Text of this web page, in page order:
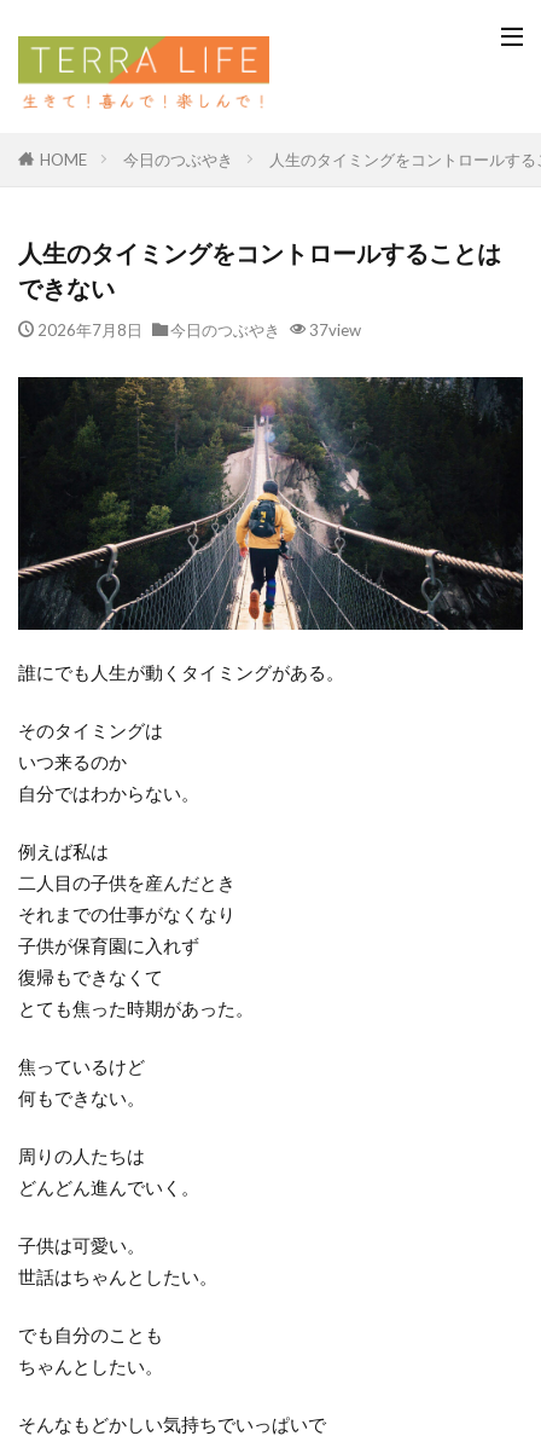
HOME 今日のつぶやき 人生のタイミングをコントロールす
人生のタイミングをコントロールすることは
できない
2026年7月8日 今日のつぶやき 37view
誰にでも人生が動くタイミングがある。
そのタイミングは
いつ来るのか
自分ではわからない。
例えば私は
二人目の子供を産んだとき
それまでの仕事がなくなり
子供が保育園に入れず
復帰もできなくて
とても焦った時期があった。
焦っているけど
何もできない。
周りの人たちは
どんどん進んでいく。
子供は可愛い。
世話はちゃんとしたい。
でも自分のことも
ちゃんとしたい。
そんなもどかしい気持ちでいっぱいで